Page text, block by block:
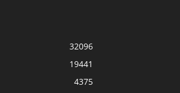
32096
19441
4375